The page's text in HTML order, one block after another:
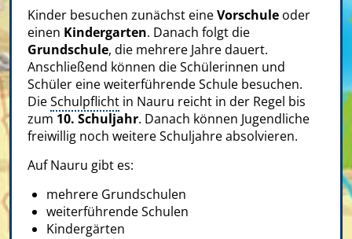
Kinder besuchen zunächst eineVorschule oder
einen Kindergarten. Danach folgt die
Grundschule, die mehrere Jahre dauert.
Anschließend können die Schülerinnen und
Schüler eine weiterführende Schule besuchen.
DieSchulpflicht in Nauru reicht in der Regel bis
zum 10. Schuljahr. Danach können Jugendliche
freiwillig noch weitere Schuljahre absolvieren.
Auf Nauru gibt es:
mehrere Grundschulen
weiterführende Schulen
Kindergärten